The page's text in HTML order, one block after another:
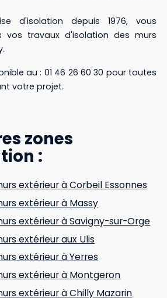
d'isolation depuis 1976, vous
vos travaux d'isolation des murs
au : 01 46 26 60 30 pour toutes
votre projet.
zones
:
extérieur à Corbeil Essonnes
extérieur à Massy
extérieur à Savigny-sur-Orge
extérieur aux Ulis
extérieur à Yerres
extérieur à Montgeron
extérieur à Chilly Mazarin